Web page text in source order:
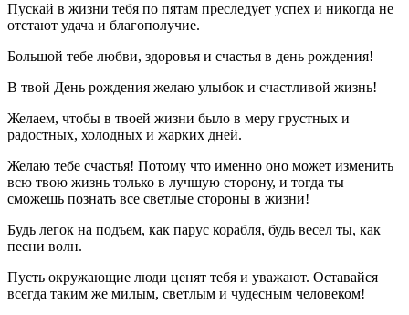
Пускай в жизни тебя по пятам преследует успех и никогда не
отстают удача и благополучие.
Большой тебе любви, здоровья и счастья в день рождения!
В твой День рождения желаю улыбок и счастливой жизнь!
Желаем, чтобы в твоей жизни было в меру грустных и
радостных, холодных и жарких дней.
Желаю тебе счастья! Потому что именно оно может изменить
всю твою жизнь только в лучшую сторону, и тогда ты
сможешь познать все светлые стороны в жизни!
Будь легок на подъем, как парус корабля, будь весел ты, как
песни волн.
Пусть окружающие люди ценят тебя и уважают. Оставайся
всегда таким же милым, светлым и чудесным человеком!